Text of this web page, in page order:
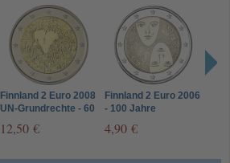
Finnland 2 Euro 2008
UN-Grundrechte - 60
Menschenrechte
12,50 €
Finnland 2 Euro 2006
- 100 Jahre
Wahlrecht
4,90 €